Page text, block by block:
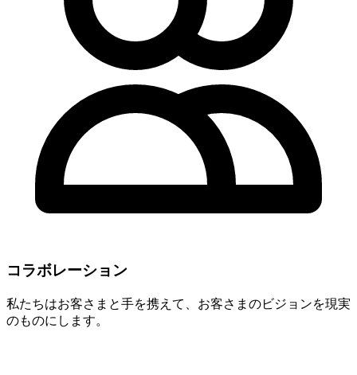
コラボレーション
私たちはお客さまと手を携えて、お客さまのビジョンを現実
のものにします。